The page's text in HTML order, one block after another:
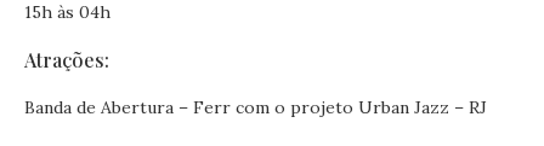
15h às 04h
Atrações:
Banda de Abertura – Ferr com o projeto Urban Jazz – RJ